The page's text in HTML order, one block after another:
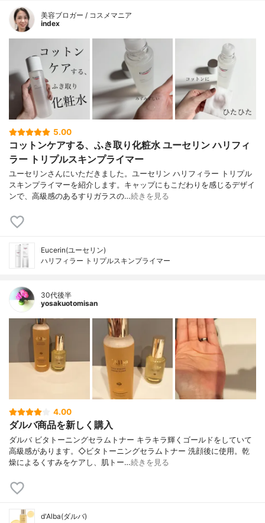
美容ブロガー / コスメマニア
index
5.00
コットンケアする、ふき取り化粧水 ユーセリン ハリフィ
ラー トリプルスキンプライマー
ユーセリンさんにいただきました。ユーセリン ハリフィラー トリプル
スキンプライマーを紹介します。キャップにもこだわりを感じるデザイ
ンで、高級感のあるすりガラスの…続きを見る
Eucerin(ユーセリン)
ハリフィラー トリプルスキンプライマー
30代後半
yosakuotomisan
4.00
ダルバ商品を新しく購入
ダルバ ビタトーニングセラムトナー キラキラ輝くゴールドをしていて
高級感があります。◇ビタトーニングセラムトナー 洗顔後に使用。乾
燥によるくすみをケアし、肌トー…続きを見る
d'Alba(ダルバ)